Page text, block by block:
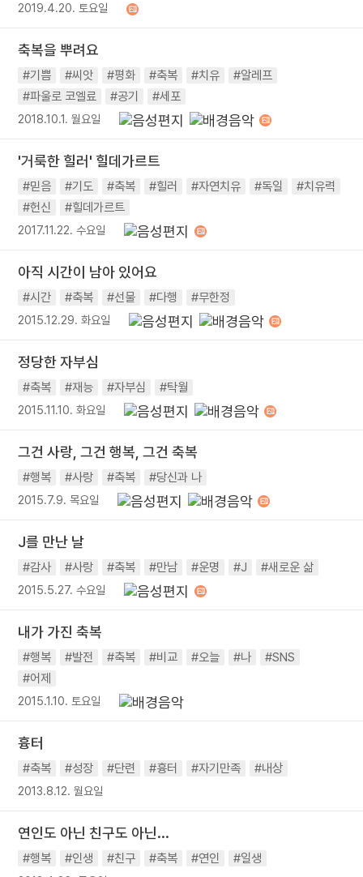
2019.4.20. 토요일
축복을 뿌려요
#기쁨 #씨앗 #평화 #축복 #치유
#알레프
#파울로 코엘료
#공기 #세포
2018.10.1. 월요일
'거룩한 힐러' 힐데가르트
#믿음 #기도 #축복 #힐러 #자연치유 #독일
#치유력
#헌신
#힐데가르트
2017.11.22. 수요일
아직 시간이 남아 있어요
#시간 #축복 #선물 #다행 #무한정
2015.12.29. 화요일
정당한 자부심
#축복 #재능 #자부심 #탁월
2015.11.10. 화요일
그건 사랑, 그건 행복, 그건 축복
#행복 #사랑 #축복 #당신과 나
2015.7.9. 목요일
J를 만난 날
#감사 #사랑 #축복 #만남 #운명 #J #새로운 삶
2015.5.27. 수요일
내가 가진 축복
#행복 #발전 #축복 #비교 #오늘 #나
#SNS
#어제
2015.1.10. 토요일
흉터
#축복 #성장 #단련 #흉터 #자기만족 #내상
2013.8.12. 월요일
연인도 아닌 친구도 아닌...
#행복 #인생 #친구 #축복 #연인 #일생